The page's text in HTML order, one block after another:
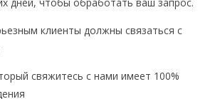
Gibbons
клиенты должны связаться с
свяжитесь с нами имеет 100%